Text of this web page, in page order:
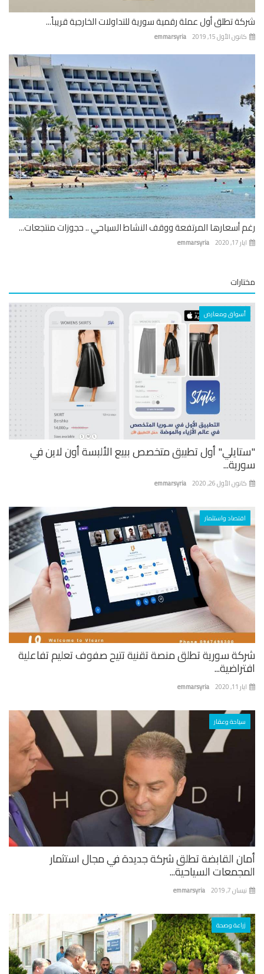
تطلق أول عملة رقمية سورية للتداولات الخارجية قريباً...
emmarsyria الأول 15, 2019
أسعارها المرتفعة ووقف النشاط السياحي .. حجوزات منتجعات...
emmarsyria
أسواق ومعارض
أول تطبيق متخصص ببيع الألبسة أون لاين في
emmarsyria الأول 26, 2020
اقتصاد واستثمار
سورية تطلق منصة تقنية تتيح صفوف تعليم تفاعلية
emmarsyria
سياحة وعقار
القابضة تطلق شركة جديدة في مجال استثمار
السياحية...
emmarsyria 7, 2019
زراعة وصحة